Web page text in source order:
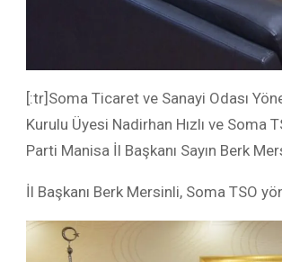
[:tr]Soma Ticaret ve Sanayi Odası
Kurulu Üyesi Nadirhan Hızlı ve
Parti Manisa İl Başkanı Sayın Berk
İl Başkanı Berk Mersinli, Soma TSO